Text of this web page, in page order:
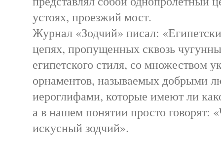
устоях, проезжий мост.
Журнал «Зодчий» писал:
цепях, пропущенных сквозь
египетского стиля, со множеством
орнаментов, называемых добрыми
иероглифами, которые имеют ли
а в нашем понятии просто говорят:
искусный зодчий».